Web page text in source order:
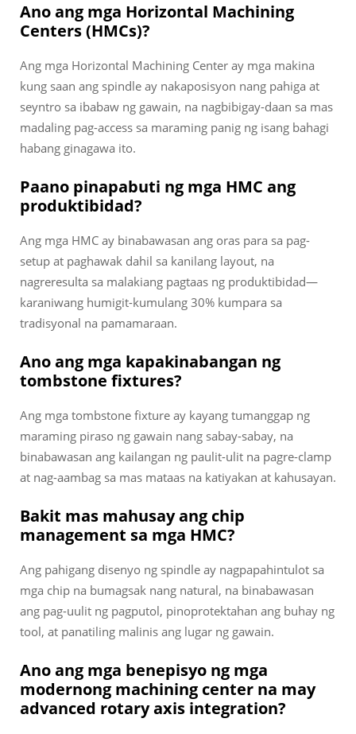
Ano ang mga Horizontal Machining
Centers (HMCs)?
Ang mga Horizontal Machining Center ay mga makina
kung saan ang spindle ay nakaposisyon nang pahiga at
seyntro sa ibabaw ng gawain, na nagbibigay-daan sa mas
madaling pag-access sa maraming panig ng isang bahagi
habang ginagawa ito.
Paano pinapabuti ng mga HMC ang
produktibidad?
Ang mga HMC ay binabawasan ang oras para sa pag-
setup at paghawak dahil sa kanilang layout, na
nagreresulta sa malakiang pagtaas ng produktibidad—
karaniwang humigit-kumulang 30% kumpara sa
tradisyonal na pamamaraan.
Ano ang mga kapakinabangan ng
tombstone fixtures?
Ang mga tombstone fixture ay kayang tumanggap ng
maraming piraso ng gawain nang sabay-sabay, na
binabawasan ang kailangan ng paulit-ulit na pagre-clamp
at nag-aambag sa mas mataas na katiyakan at kahusayan.
Bakit mas mahusay ang chip
management sa mga HMC?
Ang pahigang disenyo ng spindle ay nagpapahintulot sa
mga chip na bumagsak nang natural, na binabawasan
ang pag-uulit ng pagputol, pinoprotektahan ang buhay ng
tool, at panatiling malinis ang lugar ng gawain.
Ano ang mga benepisyo ng mga
modernong machining center na may
advanced rotary axis integration?